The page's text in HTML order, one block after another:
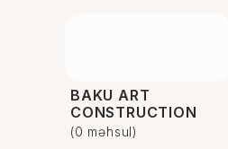
BAKU ART
CONSTRUCTION
(0 məhsul)